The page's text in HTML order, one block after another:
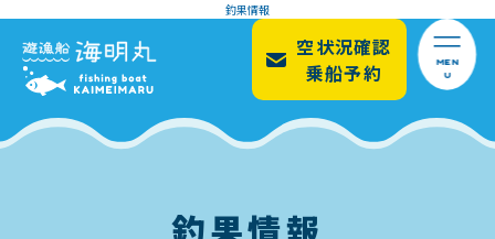
釣果情報
MEN
U
空状況確認
乗船予約
釣果情報